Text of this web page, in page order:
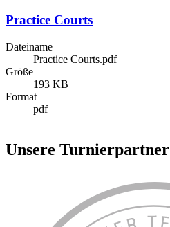
Practice Courts
Dateiname
Practice Courts.pdf
Größe
193 KB
Format
pdf
Unsere Turnierpartner